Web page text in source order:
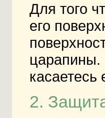
Для того
его
царапины.
касаетесь
2.